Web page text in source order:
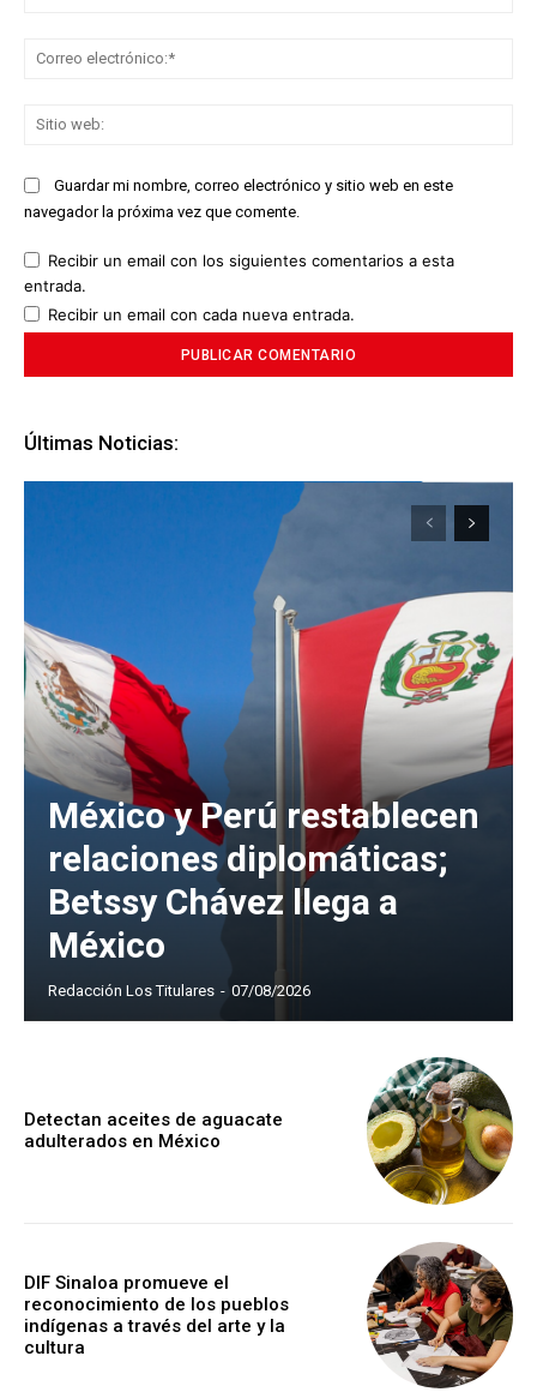
Guardar mi nombre, correo electrónico y sitio web en este
navegador la próxima vez que comente.
Recibir un email con los siguientes comentarios a esta
entrada.
Recibir un email con cada nueva entrada.
Últimas Noticias:
México y Perú restablecen
relaciones diplomáticas;
Betssy Chávez llega a
México
Redacción Los Titulares - 07/08/2026
Detectan aceites de aguacate
adulterados en México
DIF Sinaloa promueve el
reconocimiento de los pueblos
indígenas a través del arte y la
cultura